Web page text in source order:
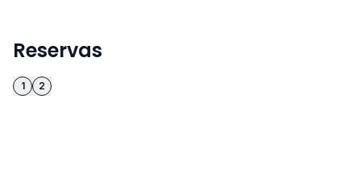
Reservas
1 2